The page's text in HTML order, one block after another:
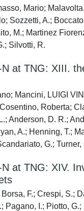
Mario;
Sozzetti, A.;
M.; Martinez
Silvotti, R.
at TNG: XIII.
Mancini, LUIGI
Roberta;
Anderson, D. R.;
A.; Henning, T.;
G.; Turner,
at TNG: XIV.
F.; Crespi, S.;
Pagano, I.; Piotto,